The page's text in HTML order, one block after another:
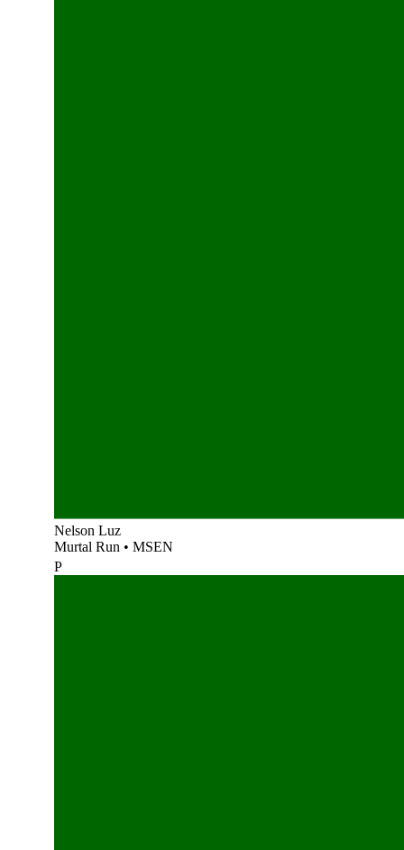
Nelson Luz
Murtal Run • MSEN
P